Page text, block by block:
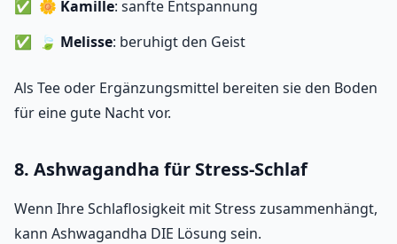
🌼 Kamille: sanfte Entspannung
🍃 Melisse: beruhigt den Geist
Als Tee oder Ergänzungsmittel bereiten sie den Boden
für eine gute Nacht vor.
8. Ashwagandha für Stress-Schlaf
Wenn Ihre Schlaflosigkeit mit Stress zusammenhängt,
kann Ashwagandha DIE Lösung sein.